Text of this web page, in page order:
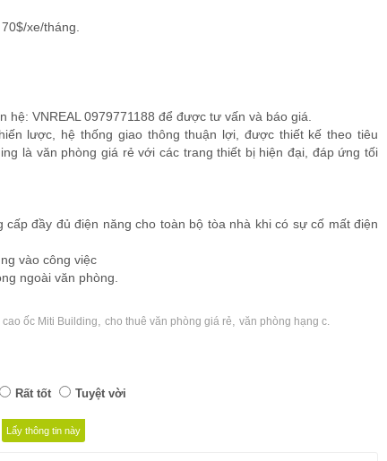
xe/tháng.
VNREAL 0979771188 để được tư vấn và báo giá.
lược, hệ thống giao thông thuận lợi, được thiết kế theo tiêu
là văn phòng giá rẻ với các trang thiết bị hiện đại, đáp ứng tối
đầy đủ điện năng cho toàn bộ tòa nhà khi có sự cố mất điện
vào công việc
ngoài văn phòng.
cao ốc Miti Building cho thuê văn phòng giá rẻ văn phòng hạng c.
Rất tốt Tuyệt vời